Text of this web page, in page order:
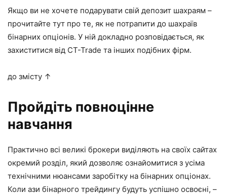
Якщо ви не хочете подарувати свій депозит шахраям –
прочитайте тут про те, як не потрапити до шахраїв
бінарних опціонів. У ній докладно розповідається, як
захиститися від CT-Trade та інших подібних фірм.
до змісту ↑
Пройдіть повноцінне
навчання
Практично всі великі брокери виділяють на своїх сайтах
окремий розділ, який дозволяє ознайомитися з усіма
технічними нюансами заробітку на бінарних опціонах.
Коли ази бінарного трейдингу будуть успішно освоєні, –